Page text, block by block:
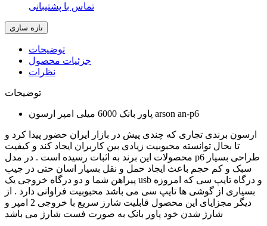
تماس با پشتیبانی
توضیحات
جزئیات محصول
نظرات
توضیحات
پاور بانک 6000 میلی امپر ارسون arson an-p6
ارسون برندی تجاری که چندی پیش در بازار ایران حضور پیدا کرد و
تا بحال توانسته محبوبیت زیادی بین کاربران ایجاد کند و کیفیت
محصولات این برند به اثبات رسیده است . در مدل p6 طراحی بسیار
سبک و کم حجم باعث ایجاد حمل و نقل بسیار اسان حتی در جیب
پیراهن شما و دو درگاه خروجی یک usb و درگاه تایپ سی که امروزه
بسیاری از گوشی ها تایپ سی می باشد محبوبیت فراوانی دارد . از
دیگر مجزایای این محصول قابلیت شارز سریع با خروجی 2 امپر و
شارژ شدن خود پاور بانک به صورت فست شارژ می باشد